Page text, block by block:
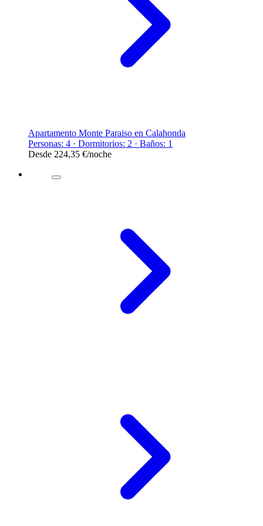
Apartamento Monte Paraiso en Calahonda
Personas: 4 · Dormitorios: 2 · Baños: 1
Desde 224,35 €/noche